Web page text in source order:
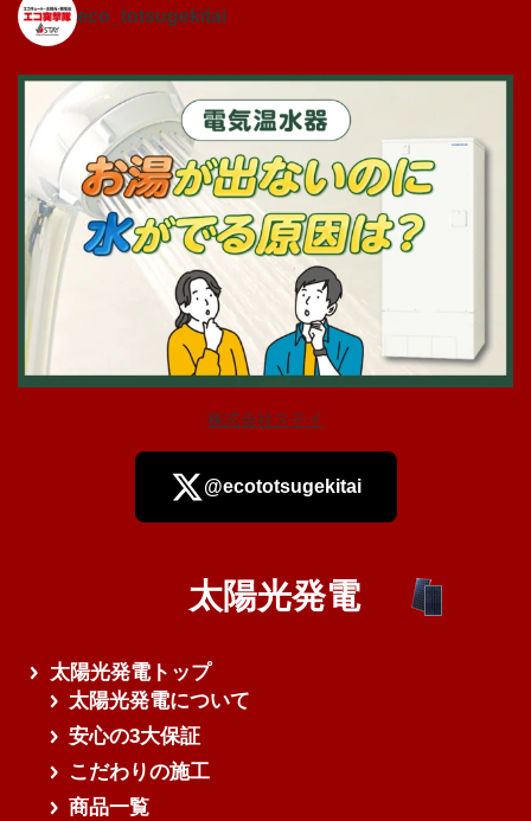
eco_totsugekitai
さらに読み込む
株式会社ステイ
@ecototsugekitai
太陽光発電
太陽光発電トップ
太陽光発電について
安心の3大保証
こだわりの施工
商品一覧